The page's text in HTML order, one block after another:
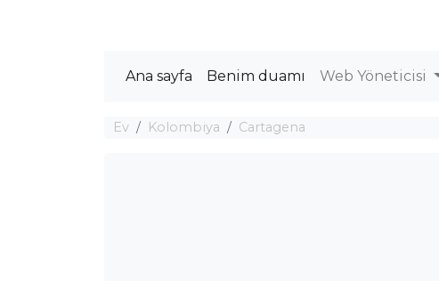
Ana sayfa Benim duamı Web Yöneticisi
Ev Kolombiya Cartagena